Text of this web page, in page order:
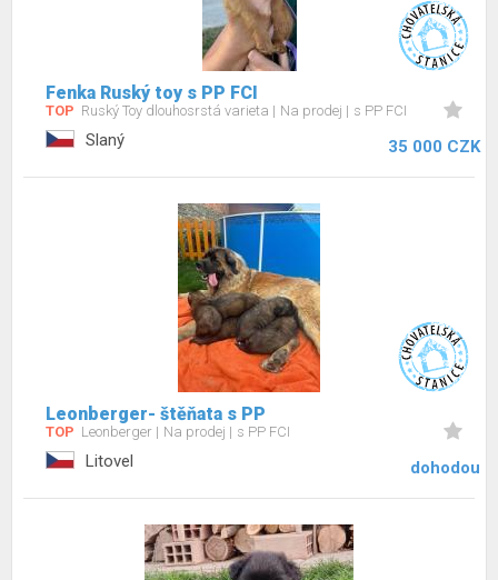
Fenka Ruský toy s PP FCI
TOP Ruský Toy dlouhosrstá varieta Na prodej s PP FCI
Slaný 35 000 CZK
Leonberger- štěňata s PP
TOP Leonberger Na prodej s PP FCI
Litovel dohodou